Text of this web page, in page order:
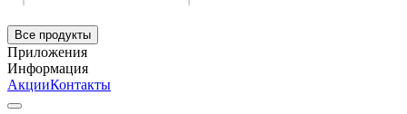
Все продукты
Приложения
Информация
АкцииКонтакты